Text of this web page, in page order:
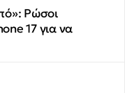
Ρώσοι
17 για να